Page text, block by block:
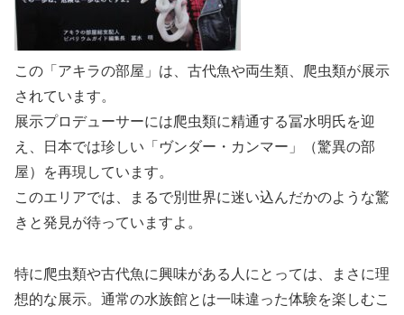
この「アキラの部屋」は、古代魚や両生類、爬虫類が展示
されています。
展示プロデューサーには爬虫類に精通する冨水明氏を迎
え、日本では珍しい「ヴンダー・カンマー」（驚異の部
屋）を再現しています。
このエリアでは、まるで別世界に迷い込んだかのような驚
きと発見が待っていますよ。
特に爬虫類や古代魚に興味がある人にとっては、まさに理
想的な展示。通常の水族館とは一味違った体験を楽しむこ